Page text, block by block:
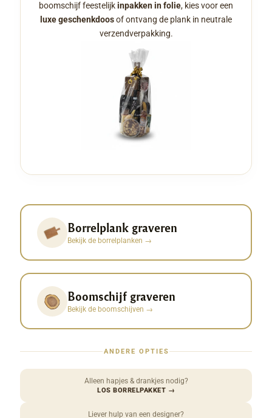
boomschijf feestelijkinpakken in folie, kies voor een
luxe geschenkdoosof ontvang de plank in neutrale
verzendverpakking.
Borrelplank graveren
Bekijk de borrelplanken →
Boomschijf graveren
Bekijk de boomschijven →
ANDERE OPTIES
Alleen hapjes & drankjes nodig?
LOS BORRELPAKKET →
Liever hulp van een designer?